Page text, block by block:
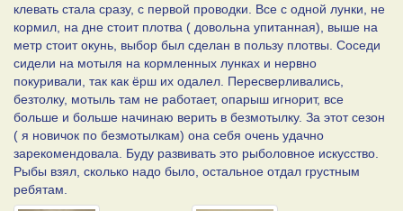
клевать стала сразу, с первой проводки. Все с одной лунки, не
кормил, на дне стоит плотва ( довольна упитанная), выше на
метр стоит окунь, выбор был сделан в пользу плотвы. Соседи
сидели на мотыля на кормленных лунках и нервно
покуривали, так как ёрш их одалел. Пересверливались,
безтолку, мотыль там не работает, опарыш игнорит, все
больше и больше начинаю верить в безмотылку. За этот сезон
( я новичок по безмотылкам) она себя очень удачно
зарекомендовала. Буду развивать это рыболовное искусство.
Рыбы взял, сколько надо было, остальное отдал грустным
ребятам.